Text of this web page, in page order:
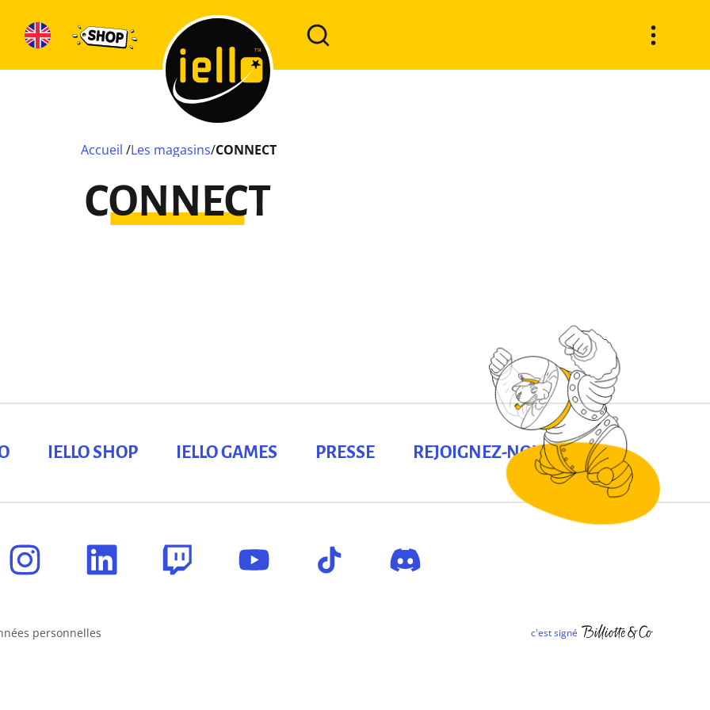
Accueil /Les magasins/CONNECT
CONNECT
IELLO SHOP IELLO GAMES PRESSE REJOIGNEZ-NOUS !
personnelles